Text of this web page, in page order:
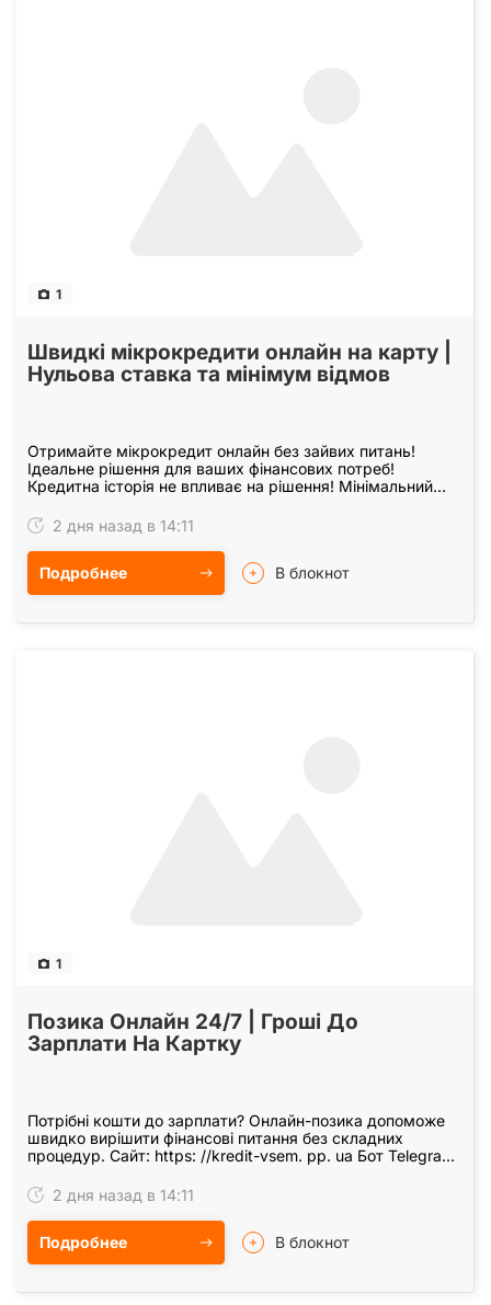
1
Швидкі мікрокредити онлайн на карту |
Нульова ставка та мінімум відмов
Отримайте мікрокредит онлайн без зайвих питань!
Ідеальне рішення для ваших фінансових потреб!
Кредитна історія не впливає на рішення! Мінімальний
2 дня назад в 14:11
Подробнее В блокнот
1
Позика Онлайн 24/7 | Гроші До
Зарплати На Картку
Потрібні кошти до зарплати? Онлайн-позика допоможе
швидко вирішити фінансові питання без складних
процедур. Сайт: https: //kredit-vsem. pp. ua Бот Telegram:
2 дня назад в 14:11
Подробнее В блокнот